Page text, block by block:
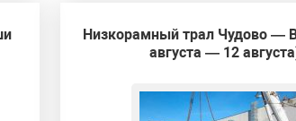
Низкорамный трал Чудово —
августа — 12